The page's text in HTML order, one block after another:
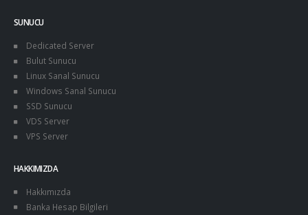
SUNUCU
Dedicated Server
Bulut Sunucu
Linux Sanal Sunucu
Windows Sanal Sunucu
SSD Sunucu
VDS Server
VPS Server
HAKKIMIZDA
Hakkımızda
Banka Hesap Bilgileri